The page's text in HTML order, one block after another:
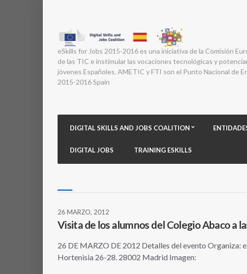
eSkills for Jobs 2015-2016 es una iniciativa de la Comisión
de las TIC e instimular las vocaciones tecnológicas y
jóvenes Españoles. AMETIC y FTI son el Punto Nacional de
2015-2016 Spain
DIGITAL SKILLS AND JOBS COALITION
DIGITAL JOBS TRAINING ESKILLS
26 MARZO, 2012
Visita de los alumnos del Colegio Abaco a
26 DE MARZO DE 2012 Detalles del evento Organiza:
Hortenisia 26-28. 28002 Madrid Imagen: